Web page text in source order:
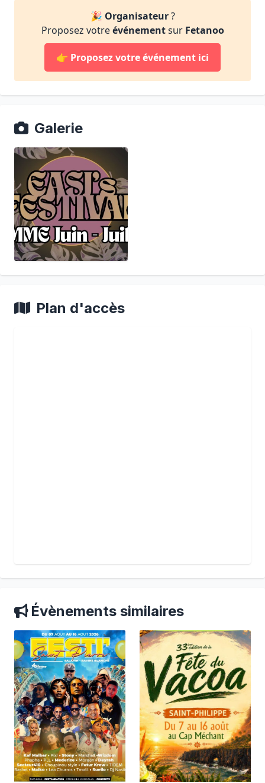
🎉 Organisateur?
Proposez votreévénementsur Fetanoo
👉 Proposez votre événement ici
Galerie
Plan d'accès
Évènements similaires